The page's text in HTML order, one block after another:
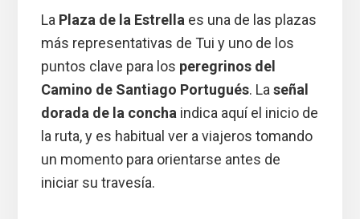
La Plaza de la Estrellaes una de las plazas
más representativas de Tui y uno de los
puntos clave para los peregrinos del
Camino de Santiago Portugués. Laseñal
dorada de la conchaindica aquí el inicio de
la ruta, y es habitual ver a viajeros tomando
un momento para orientarse antes de
iniciar su travesía.